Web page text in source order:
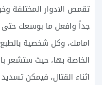
تقمص الادوار المختلفة
جداً وافعل ما بوسعك
امامك، وكل شخصية
الخاصة بها، حيث ستشعر
اثناء القتال، فيمكن